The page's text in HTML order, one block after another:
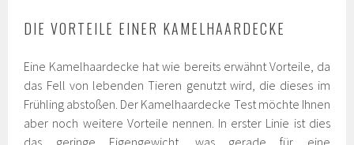
DIE VORTEILE EINER KAMELHAARDECKE
Eine Kamelhaardecke hat wie bereits erwähnt Vorteile, da
das Fell von lebenden Tieren genutzt wird, die dieses im
Frühling abstoßen. Der Kamelhaardecke Test möchte Ihnen
aber noch weitere Vorteile nennen. In erster Linie ist dies
das geringe Eigengewicht, was gerade für eine